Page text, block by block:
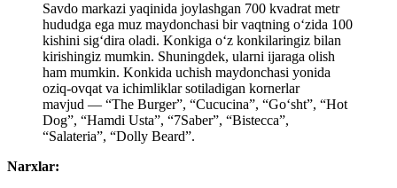
Savdo markazi yaqinida joylashgan 700 kvadrat metr
hududga ega muz maydonchasi bir vaqtning oʻzida 100
kishini sigʻdira oladi. Konkiga oʻz konkilaringiz bilan
kirishingiz mumkin. Shuningdek, ularni ijaraga olish
ham mumkin. Konkida uchish maydonchasi yonida
oziq-ovqat va ichimliklar sotiladigan kornerlar
mavjud — “The Burger”, “Cucucina”, “Goʻsht”, “Hot
Dog”, “Hamdi Usta”, “7Saber”, “Bistecca”,
“Salateria”, “Dolly Beard”.
Narxlar: